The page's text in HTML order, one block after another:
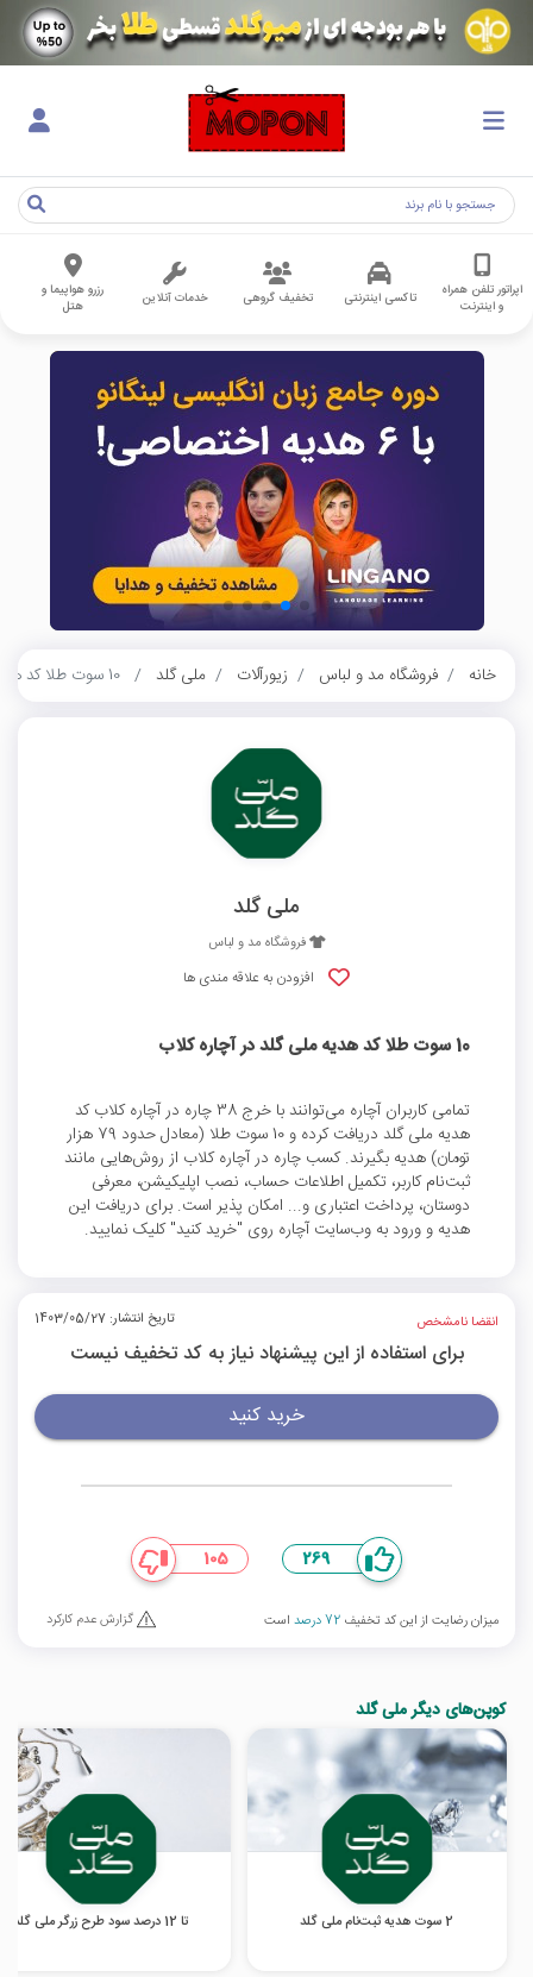
اپراتور تلفن همراه
و اینترنت
تاکسی اینترنتی تخفیف گروهی خدمات آنلاین
رزرو هواپیما و
هتل
خانه فروشگاه مد و لباس زیورآلات ملی گلد
ملی گلد
فروشگاه مد و لباس
افزودن به علاقه مندی ها
10 سوت طلا کد هدیه ملی گلد در آچاره کلاب
تمامی کاربران آچاره می‌توانند با خرج 38 چاره در آچاره کلاب کد
هدیه ملی گلد دریافت کرده و 10 سوت طلا (معادل حدود 79 هزار
تومان) هدیه بگیرند. کسب چاره در آچاره کلاب از روش‌هایی مانند
ثبت‌نام کاربر، تکمیل اطلاعات حساب، نصب اپلیکیشن، معرفی
دوستان، پرداخت اعتباری و... امکان پذیر است. برای دریافت این
هدیه و ورود به وب‌سایت آچاره روی "خرید کنید" کلیک نمایید.
انقضا نامشخص تاریخ انتشار: 1403/05/27
برای استفاده از این پیشنهاد نیاز به کد تخفیف نیست
خرید کنید
269
105
میزان رضایت از این کد تخفیف 72 درصد است گزارش عدم کارکرد
کوپن‌های دیگر ملی گلد
2 سوت هدیه ثبت‌نام ملی گلد تا 12 درصد سود طرح زرگر ملی گلد